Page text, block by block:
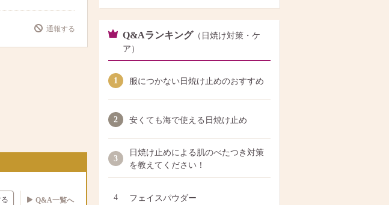
通報する
Q&A一覧へ
Q&Aランキング （日焼け対策・ケ
ア）
1 服につかない日焼け止めのおすすめ
2 安くても海で使える日焼け止め
3
日焼け止めによる肌のべたつき対策
を教えてください！
4 フェイスパウダー